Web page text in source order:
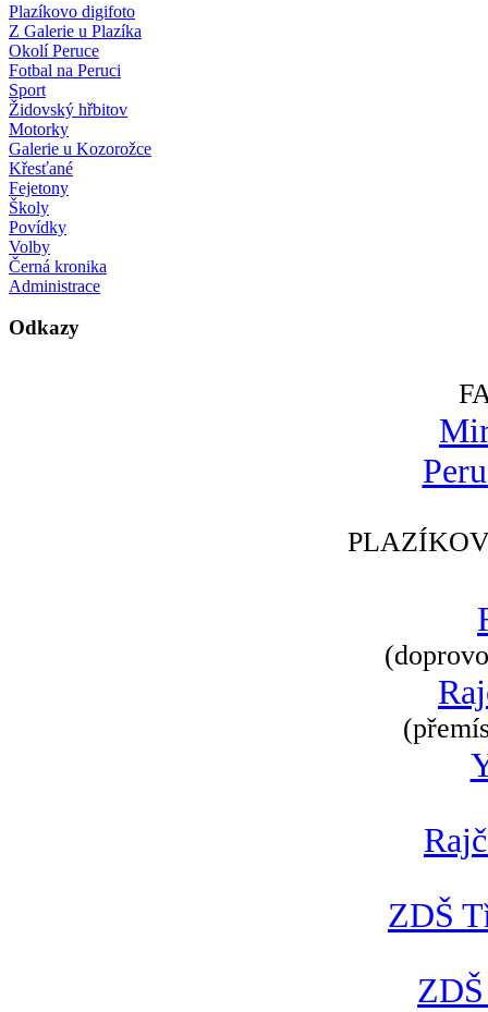
Plazíkovo digifoto
Z Galerie u Plazíka
Okolí Peruce
Fotbal na Peruci
Sport
Židovský hřbitov
Motorky
Galerie u Kozorožce
Křesťané
Fejetony
Školy
Povídky
Volby
Černá kronika
Administrace
Odkazy
ZDŠ